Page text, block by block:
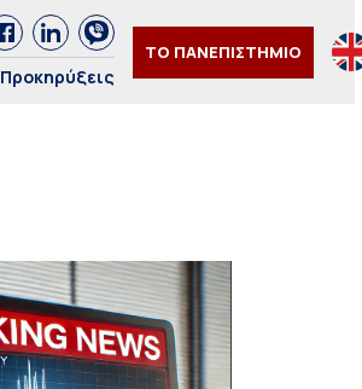
Προκηρύξεις
ΤΟ ΠΑΝΕΠΙΣΤΗΜΙΟ